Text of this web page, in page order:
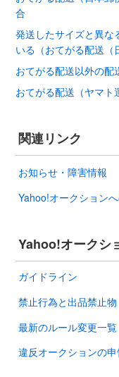
合
発送したサイズと異な
いる（おてがる配送（
おてがる配送以外の配
おてがる配送（ヤマト
関連リンク
お知らせ・障害情報
Yahoo!オークション
Yahoo!オークシ
ガイドライン
禁止行為と出品禁止物
最新のルール変更一覧
違反オークションの